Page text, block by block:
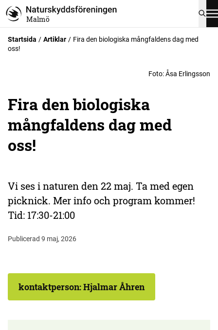
Malmö
Startsida Artiklar
Fira den biologiska mångfaldens dag med
oss!
Foto:Åsa Erlingsson
Fira den biologiska
mångfaldens dag med
oss!
Vi ses i naturen den 22 maj. Ta med egen
picknick. Mer info och program kommer!
Tid: 17:30-21:00
Publicerad 9 maj, 2026
kontaktperson: Hjalmar Åhren